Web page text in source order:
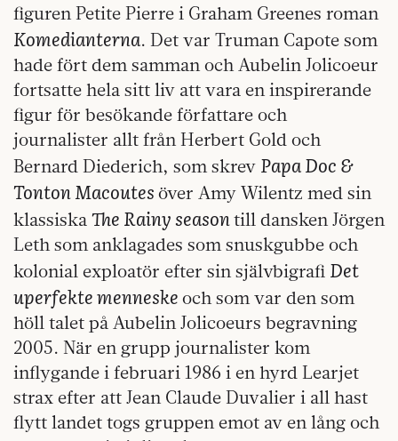
figuren Petite Pierre i Graham Greenes roman
Komedianterna. Det var Truman Capote som
hade fört dem samman och Aubelin Jolicoeur
fortsatte hela sitt liv att vara en inspirerande
figur för besökande författare och
journalister allt från Herbert Gold och
Bernard Diederich, som skrev Papa Doc &
Tonton Macoutes över Amy Wilentz med sin
klassiska The Rainy seasontill dansken Jörgen
Leth som anklagades som snuskgubbe och
kolonial exploatör efter sin självbigrafi Det
uperfekte menneske och som var den som
höll talet på Aubelin Jolicoeurs begravning
2005. När en grupp journalister kom
inflygande i februari 1986 i en hyrd Learjet
strax efter att Jean Claude Duvalier i all hast
flytt landet togs gruppen emot av en lång och